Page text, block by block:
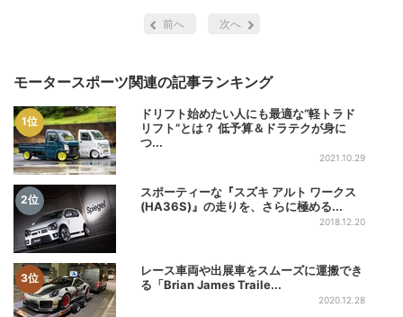
前へ 次へ
モータースポーツ関連の記事ランキング
1位
ドリフト始めたい人にも最適な“軽トラド
リフト”とは？ 低予算＆ドラテクが身に
つ...
2021.10.29
2位
スポーティーな『スズキ アルト ワークス
(HA36S)』の走りを、さらに極める...
2018.12.20
3位
レース車両や出展車をスムーズに運搬でき
る「Brian James Traile...
2020.12.28